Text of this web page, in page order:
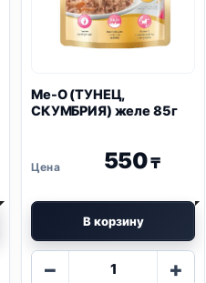
Me-O (ТУНЕЦ,
СКУМБРИЯ) желе 85г
550₸
В корзину
−
Количество
+